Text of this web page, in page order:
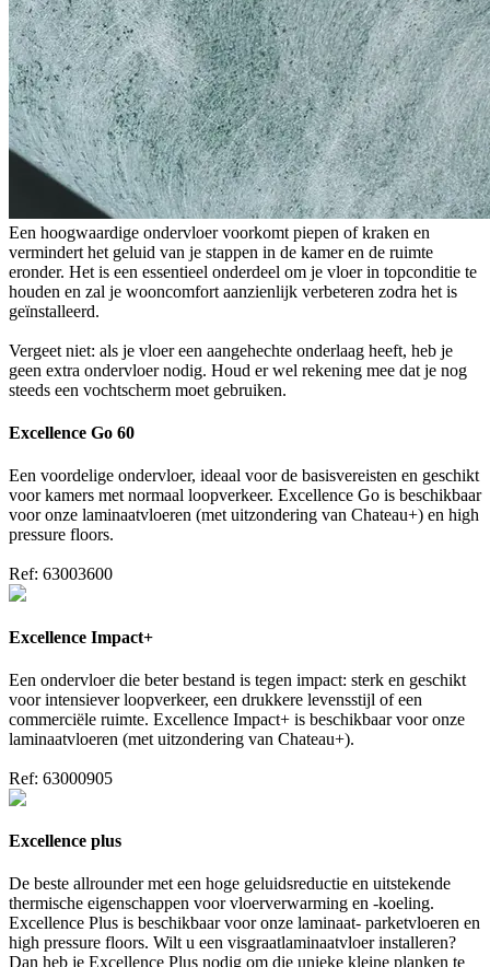
Een hoogwaardige ondervloer voorkomt piepen of kraken en
vermindert het geluid van je stappen in de kamer en de ruimte
eronder. Het is een essentieel onderdeel om je vloer in topconditie te
houden en zal je wooncomfort aanzienlijk verbeteren zodra het is
geïnstalleerd.
Vergeet niet: als je vloer een aangehechte onderlaag heeft, heb je
geen extra ondervloer nodig. Houd er wel rekening mee dat je nog
steeds een vochtscherm moet gebruiken.
Excellence Go 60
Een voordelige ondervloer, ideaal voor de basisvereisten en geschikt
voor kamers met normaal loopverkeer. Excellence Go is beschikbaar
voor onze laminaatvloeren (met uitzondering van Chateau+) en high
pressure floors.
Ref: 63003600
Excellence Impact+
Een ondervloer die beter bestand is tegen impact: sterk en geschikt
voor intensiever loopverkeer, een drukkere levensstijl of een
commerciële ruimte. Excellence Impact+ is beschikbaar voor onze
laminaatvloeren (met uitzondering van Chateau+).
Ref: 63000905
Excellence plus
De beste allrounder met een hoge geluidsreductie en uitstekende
thermische eigenschappen voor vloerverwarming en -koeling.
Excellence Plus is beschikbaar voor onze laminaat- parketvloeren en
high pressure floors. Wilt u een visgraatlaminaatvloer installeren?
Dan heb je Excellence Plus nodig om die unieke kleine planken te